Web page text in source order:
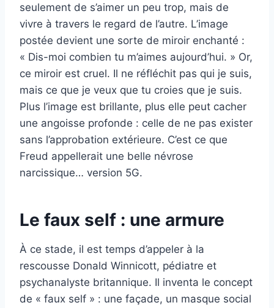
seulement de s’aimer un peu trop, mais de
vivre à travers le regard de l’autre. L’image
postée devient une sorte de miroir enchanté :
« Dis-moi combien tu m’aimes aujourd’hui. » Or,
ce miroir est cruel. Il ne réfléchit pas qui je suis,
mais ce que je veux que tu croies que je suis.
Plus l’image est brillante, plus elle peut cacher
une angoisse profonde : celle de ne pas exister
sans l’approbation extérieure. C’est ce que
Freud appellerait une belle névrose
narcissique… version 5G.
Le faux self : une armure
À ce stade, il est temps d’appeler à la
rescousse Donald Winnicott, pédiatre et
psychanalyste britannique. Il inventa le concept
de « faux self » : une façade, un masque social